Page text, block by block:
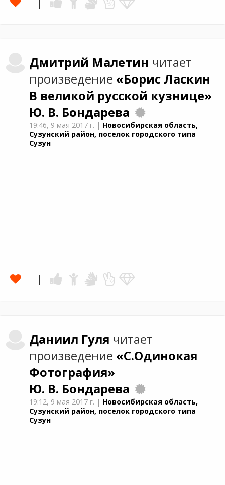
Дмитрий Малетин читает
произведение «Борис Ласкин
В великой русской кузнице»
Ю. В. Бондарева
19:46, 9 мая 2017 г. | Новосибирская область,
Сузунский район, поселок городского типа
Сузун
Даниил Гуля читает
произведение «С.Одинокая
Фотография»
Ю. В. Бондарева
19:12, 9 мая 2017 г. | Новосибирская область,
Сузунский район, поселок городского типа
Сузун